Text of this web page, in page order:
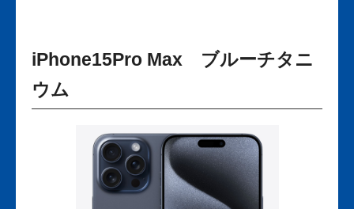
iPhone15Pro Max ブルーチタニ
ウム